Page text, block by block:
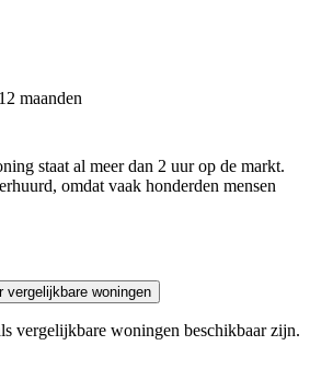
12 maanden
staat al meer dan 2 uur op de markt.
omdat vaak honderden mensen
vergelijkbare woningen
vergelijkbare woningen beschikbaar zijn.